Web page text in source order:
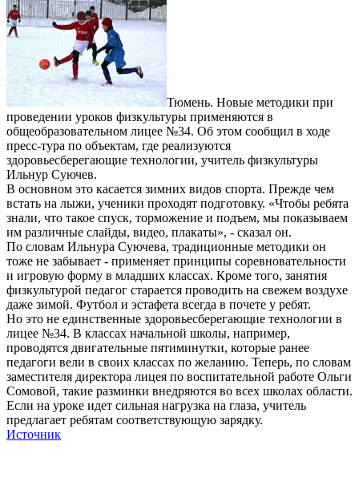
Тюмень. Новые методики при
проведении уроков физкультуры применяются в
общеобразовательном лицее №34. Об этом сообщил в ходе
пресс-тура по объектам, где реализуются
здоровьесберегающие технологии, учитель физкультуры
Ильнур Суючев.
В основном это касается зимних видов спорта. Прежде чем
встать на лыжи, ученики проходят подготовку. «Чтобы ребята
знали, что такое спуск, торможение и подъем, мы показываем
им различные слайды, видео, плакаты», - сказал он.
По словам Ильнура Суючева, традиционные методики он
тоже не забывает - применяет принципы соревновательности
и игровую форму в младших классах. Кроме того, занятия
физкультурой педагог старается проводить на свежем воздухе
даже зимой. Футбол и эстафета всегда в почете у ребят.
Но это не единственные здоровьесберегающие технологии в
лицее №34. В классах начальной школы, например,
проводятся двигательные пятиминутки, которые ранее
педагоги вели в своих классах по желанию. Теперь, по словам
заместителя директора лицея по воспитательной работе Ольги
Сомовой, такие разминки внедряются во всех школах области.
Если на уроке идет сильная нагрузка на глаза, учитель
предлагает ребятам соответствующую зарядку.
Источник